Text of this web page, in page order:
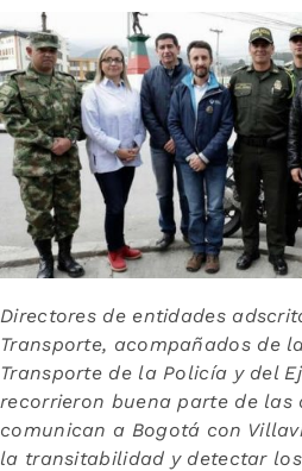
Directores de entidades
Transporte, acompañados de
Transporte de la Policía y del
recorrieron buena parte de las
comunican a Bogotá con
la transitabilidad y detectar